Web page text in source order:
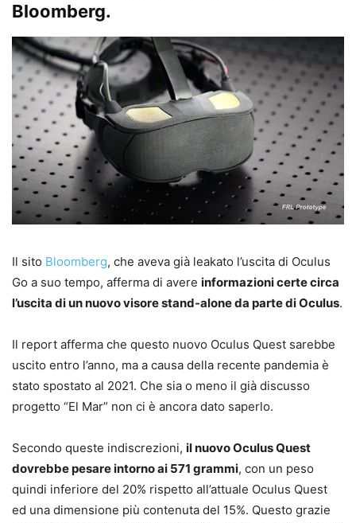
Bloomberg.
Il sito Bloomberg, che aveva già leakato l’uscita di Oculus
Go a suo tempo, afferma di avere informazioni certe circa
l’uscita di un nuovo visore stand-alone da parte di Oculus.
Il report afferma che questo nuovo Oculus Quest sarebbe
uscito entro l’anno, ma a causa della recente pandemia è
stato spostato al 2021. Che sia o meno il già discusso
progetto “El Mar” non ci è ancora dato saperlo.
Secondo queste indiscrezioni, il nuovo Oculus Quest
dovrebbe pesare intorno ai 571 grammi, con un peso
quindi inferiore del 20% rispetto all’attuale Oculus Quest
ed una dimensione più contenuta del 15%. Questo grazie